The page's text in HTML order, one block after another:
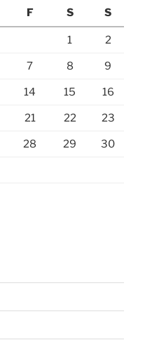
F S S
1 2
7 8 9
14 15 16
21 22 23
28 29 30